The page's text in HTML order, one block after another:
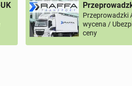
Przeprowadzki
wycena /
ceny